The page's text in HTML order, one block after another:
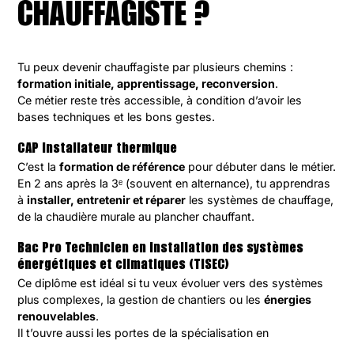
CHAUFFAGISTE ?
Tu peux devenir chauffagiste par plusieurs chemins :
formation initiale, apprentissage, reconversion.
Ce métier reste très accessible, à condition d’avoir les
bases techniques et les bons gestes.
CAP Installateur thermique
C’est laformation de référence pour débuter dans le métier.
En 2 ans après la 3ᵉ (souvent en alternance), tu apprendras
àinstaller, entretenir et réparer les systèmes de chauffage,
de la chaudière murale au plancher chauffant.
Bac Pro Technicien en installation des systèmes
énergétiques et climatiques (TISEC)
Ce diplôme est idéal si tu veux évoluer vers des systèmes
plus complexes, la gestion de chantiers ou lesénergies
renouvelables.
Il t’ouvre aussi les portes de la spécialisation en